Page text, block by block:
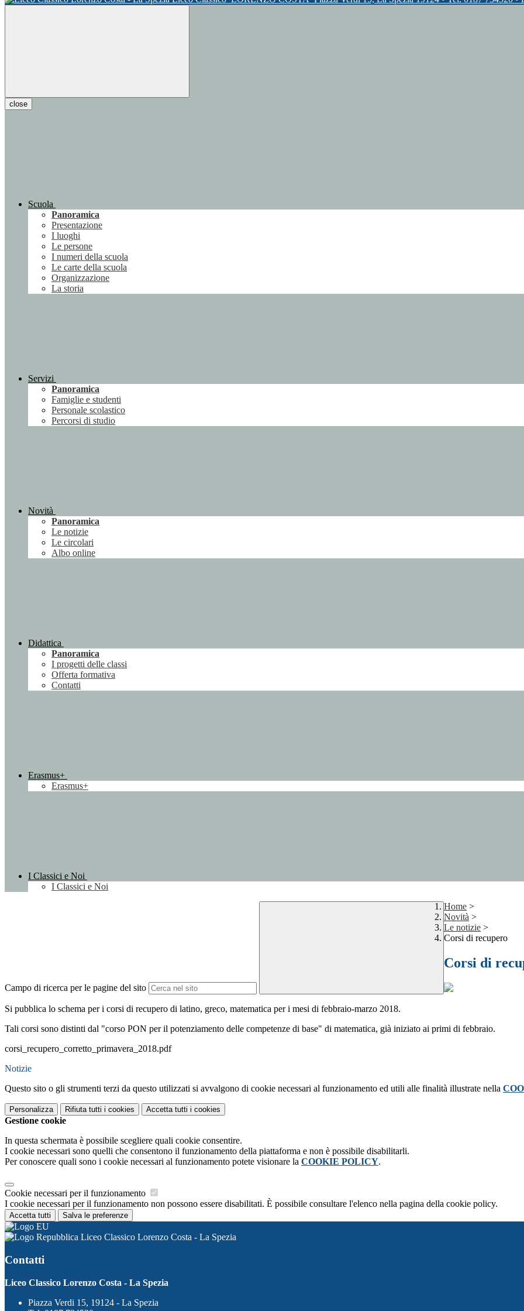
close
Scuola
Panoramica
Presentazione
I luoghi
Le persone
I numeri della scuola
Le carte della scuola
Organizzazione
La storia
Servizi
Panoramica
Famiglie e studenti
Personale scolastico
Percorsi di studio
Novità
Panoramica
Le notizie
Le circolari
Albo online
Didattica
Panoramica
I progetti delle classi
Offerta formativa
Contatti
Erasmus+
Erasmus+
I Classici e Noi
I Classici e Noi
Campo di ricerca per le pagine del sito
Home >
Novità >
Le notizie >
Corsi di recupero
Corsi di
Si pubblica lo schema per i corsi di recupero di latino, greco, matematica per i mesi di febbraio-marzo 2018.
Tali corsi sono distinti dal "corso PON per il potenziamento delle competenze di base" di matematica, già iniziato ai primi di febbraio.
corsi_recupero_corretto_primavera_2018.pdf
Notizie
Questo sito o gli strumenti terzi da questo utilizzati si avvalgono di cookie necessari al funzionamento ed utili alle finalità illustrate nella
Personalizza Rifiuta tutti i cookies Accetta tutti i cookies
Gestione cookie
In questa schermata è possibile scegliere quali cookie consentire.
I cookie necessari sono quelli che consentono il funzionamento della piattaforma e non è possibile disabilitarli.
Per conoscere quali sono i cookie necessari al funzionamento potete visionare la COOKIE POLICY.
Cookie necessari per il funzionamento
I cookie necessari per il funzionamento non possono essere disabilitati. È possibile consultare l'elenco nella pagina della cookie policy.
Accetta tutti Salva le preferenze
Liceo Classico Lorenzo Costa - La Spezia
Contatti
Liceo Classico Lorenzo Costa - La Spezia
Piazza Verdi 15, 19124 - La Spezia